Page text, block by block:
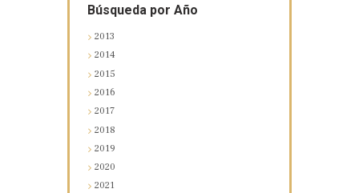
Búsqueda por Año
2013
2014
2015
2016
2017
2018
2019
2020
2021